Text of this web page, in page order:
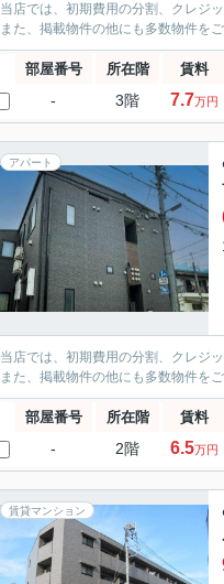
当店では、初期費用の分割、クレジ
また、掲載物件の他にも多数物件を
部屋番号 所在階 賃料
- 3階 7.7万円
アパート
当店では、初期費用の分割、クレジ
また、掲載物件の他にも多数物件を
部屋番号 所在階 賃料
- 2階 6.5万円
賃貸マンション